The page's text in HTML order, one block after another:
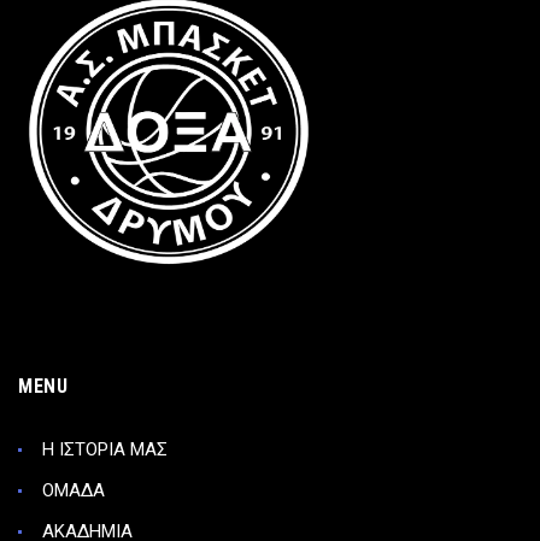
MENU
Η ΙΣΤΟΡΙΑ ΜΑΣ
ΟΜΑΔΑ
ΑΚΑΔΗΜΙΑ